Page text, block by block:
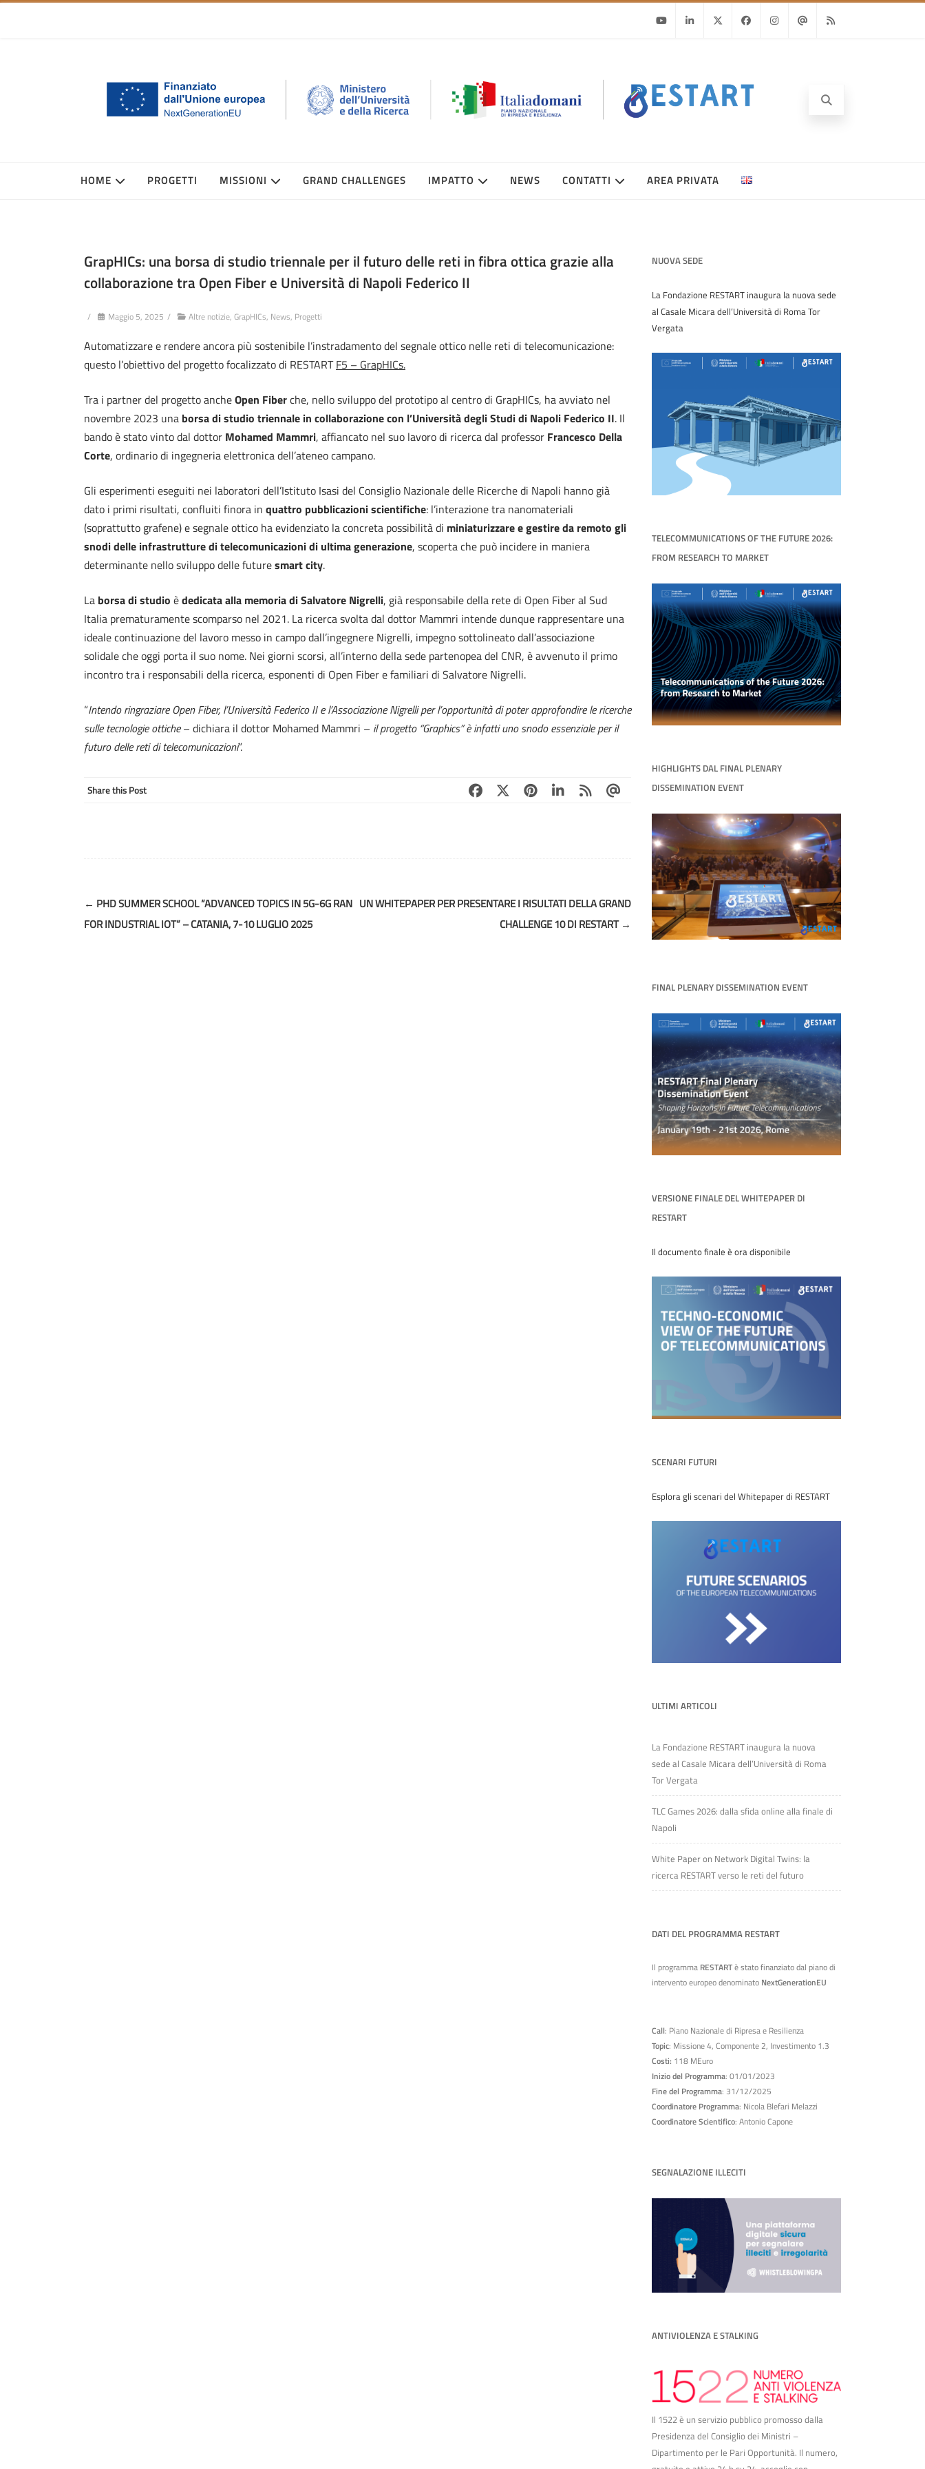
HOME PROGETTI MISSIONI GRAND CHALLENGES IMPATTO NEWS CONTATTI AREA PRIVATA
GrapHICs: una borsa di studio triennale per il futuro delle reti in fibra ottica grazie alla
collaborazione tra Open Fiber e Università di Napoli Federico II
/ Maggio 5, 2025 / Altre notizie, GrapHICs, News, Progetti
Automatizzare e rendere ancora più sostenibile l’instradamento del segnale ottico nelle reti di telecomunicazione:
questo l’obiettivo del progetto focalizzato di RESTARTF5 – GrapHICs.
Tra i partner del progetto ancheOpen Fiberche, nello sviluppo del prototipo al centro di GrapHICs, ha avviato nel
novembre 2023 una borsa di studio triennale in collaborazione con l’Università degli Studi di Napoli Federico II. Il
bando è stato vinto dal dottor Mohamed Mammri, affiancato nel suo lavoro di ricerca dal professor Francesco Della
Corte, ordinario di ingegneria elettronica dell’ateneo campano.
Gli esperimenti eseguiti nei laboratori dell’Istituto Isasi del Consiglio Nazionale delle Ricerche di Napoli hanno già
dato i primi risultati, confluiti finora in quattro pubblicazioni scientifiche: l’interazione tra nanomateriali
(soprattutto grafene) e segnale ottico ha evidenziato la concreta possibilità di miniaturizzare e gestire da remoto gli
snodi delle infrastrutture di telecomunicazioni di ultima generazione, scoperta che può incidere in maniera
determinante nello sviluppo delle futuresmart city.
La borsa di studio èdedicata alla memoria di Salvatore Nigrelli, già responsabile della rete di Open Fiber al Sud
Italia prematuramente scomparso nel 2021. La ricerca svolta dal dottor Mammri intende dunque rappresentare una
ideale continuazione del lavoro messo in campo dall’ingegnere Nigrelli, impegno sottolineato dall’associazione
solidale che oggi porta il suo nome. Nei giorni scorsi, all’interno della sede partenopea del CNR, è avvenuto il primo
incontro tra i responsabili della ricerca, esponenti di Open Fiber e familiari di Salvatore Nigrelli.
“Intendo ringraziare Open Fiber, l’Università Federico II e l’Associazione Nigrelli per l’opportunità di poter approfondire le ricerche
sulle tecnologie ottiche– dichiara il dottor Mohamed Mammri – il progetto “Graphics” è infatti uno snodo essenziale per il
futuro delle reti di telecomunicazioni”.
Share this Post
Post
navigation
← PHD SUMMER SCHOOL “ADVANCED TOPICS IN 5G-6G RAN
FOR INDUSTRIAL IOT” – CATANIA, 7-10 LUGLIO 2025
UN WHITEPAPER PER PRESENTARE I RISULTATI DELLA GRAND
CHALLENGE 10 DI RESTART →
NUOVA SEDE
La Fondazione RESTART inaugura la nuova sede
al Casale Micara dell’Università di Roma Tor
Vergata
TELECOMMUNICATIONS OF THE FUTURE 2026:
FROM RESEARCH TO MARKET
HIGHLIGHTS DAL FINAL PLENARY
DISSEMINATION EVENT
FINAL PLENARY DISSEMINATION EVENT
VERSIONE FINALE DEL WHITEPAPER DI
RESTART
Il documento finale è ora disponibile
SCENARI FUTURI
Esplora gli scenari del Whitepaper di RESTART
ULTIMI ARTICOLI
La Fondazione RESTART inaugura la nuova
sede al Casale Micara dell’Università di Roma
Tor Vergata
TLC Games 2026: dalla sfida online alla finale di
Napoli
White Paper on Network Digital Twins: la
ricerca RESTART verso le reti del futuro
DATI DEL PROGRAMMA RESTART
Il programma RESTARTè stato finanziato dal piano di
intervento europeo denominato NextGenerationEU
Call: Piano Nazionale di Ripresa e Resilienza
Topic: Missione 4, Componente 2, Investimento 1.3
Costi: 118 MEuro
Inizio del Programma: 01/01/2023
Fine del Programma: 31/12/2025
Coordinatore Programma: Nicola Blefari Melazzi
Coordinatore Scientifico: Antonio Capone
SEGNALAZIONE ILLECITI
ANTIVIOLENZA E STALKING
Il 1522 è un servizio pubblico promosso dalla
Presidenza del Consiglio dei Ministri –
Dipartimento per le Pari Opportunità. Il numero,